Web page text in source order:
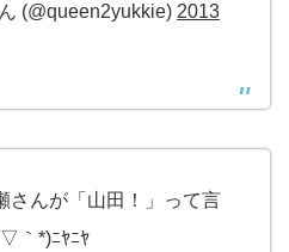
(@queen2yukkie) 2013
さんが「山田！」って言
｀*)ﾆﾔﾆﾔ